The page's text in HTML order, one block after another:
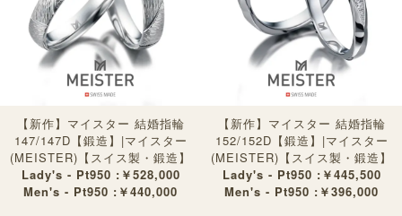
【新作】マイスター 結婚指輪
147/147D【鍛造】|マイスター
(MEISTER)【スイス製・鍛造】
Lady's - Pt950 :￥528,000
Men's - Pt950 :￥440,000
【新作】マイスター 結婚指輪
152/152D【鍛造】|マイスター
(MEISTER)【スイス製・鍛造】
Lady's - Pt950 :￥445,500
Men's - Pt950 :￥396,000